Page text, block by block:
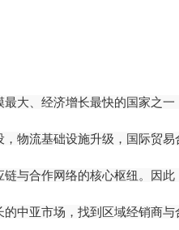
大、经济增长最快的国家之
物流基础设施升级，国际贸
与合作网络的核心枢纽。因
中亚市场，找到区域经销商